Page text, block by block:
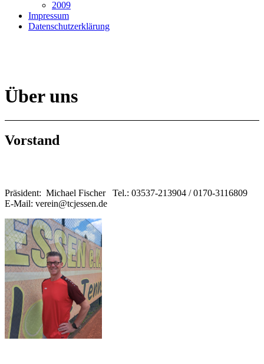
2009
Impressum
Datenschutzerklärung
Über uns
Vorstand
Präsident: Michael Fischer Tel.: 03537-213904 / 0170-3116809
E-Mail: verein@tcjessen.de